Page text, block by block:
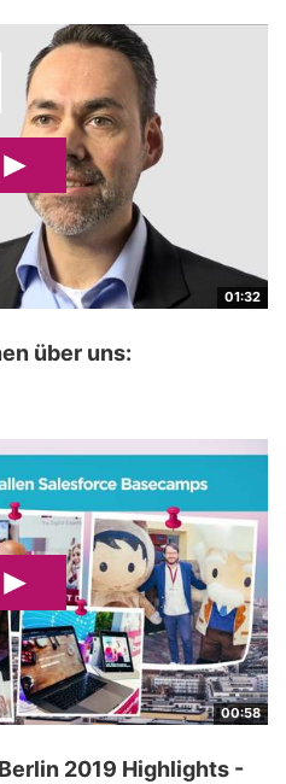
01:32
über uns:
00:58
2019 Highlights -